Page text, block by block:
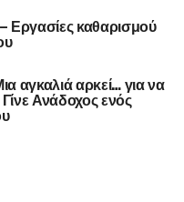
Εργασίες καθαρισμού
αγκαλιά αρκεί… για να
Ανάδοχος ενός